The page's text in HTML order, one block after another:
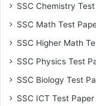
SSC Chemistry
SSC Math Test
SSC Higher Math
SSC Physics Test
SSC Biology Test
SSC ICT Test